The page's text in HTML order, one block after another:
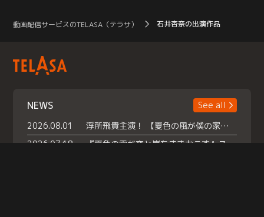
動画配信サービスのTELASA（テラサ） 石井杏奈の出演作品
NEWS
See all
2026.08.01
浮所飛貴主演！ 【夏色の風が僕の家にやってきた】 本日よりテラサで独占配信スタート！
2026.07.18
『夏色の雲が恋と嵐をまきおこす』スペシャルメイキング 【Part1】2026年７月18日（土）23時30分～配信スタート！話題のシーンの裏側を大公開！豪華キャスト大集合！ 『武宮家 真夏の家族会議』開催！